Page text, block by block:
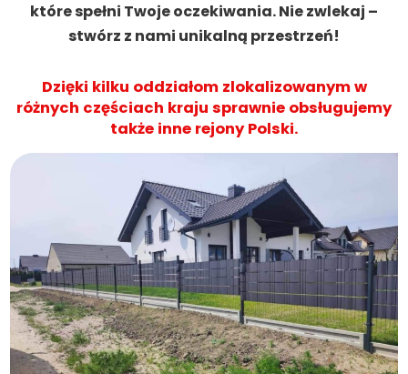
które spełni Twoje oczekiwania. Nie zwlekaj –
stwórz z nami unikalną przestrzeń!
Dzięki kilku oddziałom zlokalizowanym w
różnych częściach kraju sprawnie obsługujemy
także inne rejony Polski.